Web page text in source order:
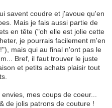
savent coudre et j'avoue qu'en
Mais je fais aussi partie de
en tête ("oh elle est jolie cette
je pourrais facilement m'en
mais qui au final n'ont pas le
Bref, il faut trouver le juste
et petits achats plaisir tout
mes coups de coeur...
de jolis patrons de couture !